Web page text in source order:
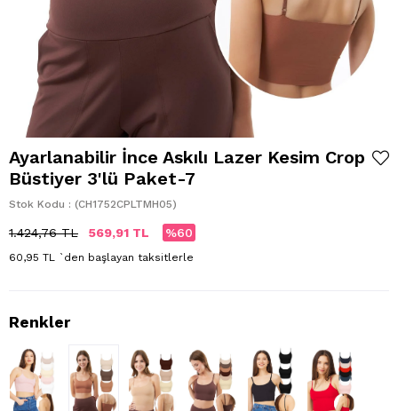
Ayarlanabilir İnce Askılı Lazer Kesim Crop
Büstiyer 3'lü Paket-7
Stok Kodu (CH1752CPLTMH05)
1.424,76 TL 569,91 TL 60
60,95 TL `den başlayan taksitlerle